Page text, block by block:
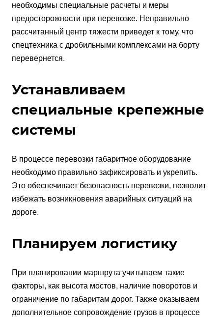
необходимы специальные расчеты и меры
предосторожности при перевозке. Неправильно
рассчитанный центр тяжести приведет к тому, что
спецтехника с дробильными комплексами на борту
перевернется.
Устанавливаем
специальные крепежные
системы
В процессе перевозки габаритное оборудование
необходимо правильно зафиксировать и укрепить.
Это обеспечивает безопасность перевозки, позволит
избежать возникновения аварийных ситуаций на
дороге.
Планируем логистику
При планировании маршрута учитываем такие
факторы, как высота мостов, наличие поворотов и
ограничение по габаритам дорог. Также оказываем
дополнительное сопровождение грузов в процессе